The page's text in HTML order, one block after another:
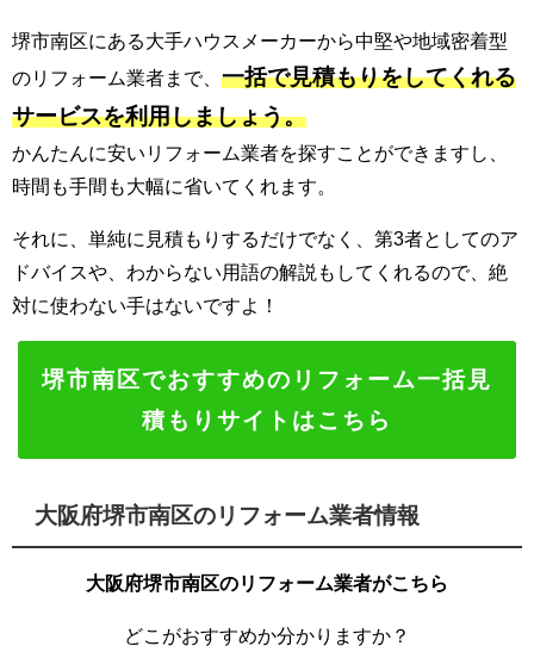
堺市南区にある大手ハウスメーカーから中堅や地域密着型
のリフォーム業者まで、 一括で見積もりをしてくれる
サービスを利用しましょう。
かんたんに安いリフォーム業者を探すことができますし、
時間も手間も大幅に省いてくれます。
それに、単純に見積もりするだけでなく、第3者としてのア
ドバイスや、わからない用語の解説もしてくれるので、絶
対に使わない手はないですよ！
堺市南区でおすすめのリフォーム一括見
積もりサイトはこちら
大阪府堺市南区のリフォーム業者情報
大阪府堺市南区のリフォーム業者がこちら
どこがおすすめか分かりますか？